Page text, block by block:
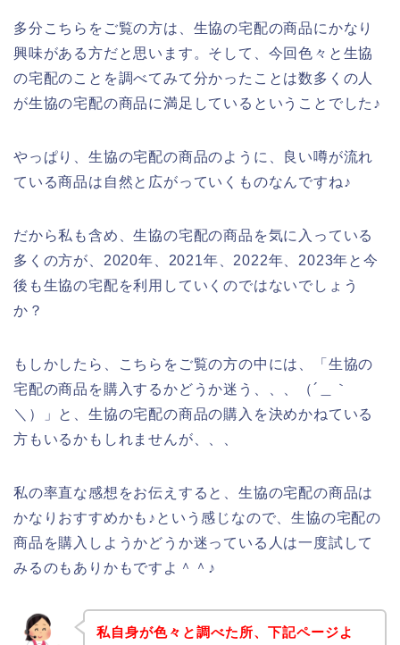
多分こちらをご覧の方は、生協の宅配の商品にかなり
興味がある方だと思います。そして、今回色々と生協
の宅配のことを調べてみて分かったことは数多くの人
が生協の宅配の商品に満足しているということでした♪
やっぱり、生協の宅配の商品のように、良い噂が流れ
ている商品は自然と広がっていくものなんですね♪
だから私も含め、生協の宅配の商品を気に入っている
多くの方が、2020年、2021年、2022年、2023年と今
後も生協の宅配を利用していくのではないでしょう
か？
もしかしたら、こちらをご覧の方の中には、「生協の
宅配の商品を購入するかどうか迷う、、、（´＿｀
＼）」と、生協の宅配の商品の購入を決めかねている
方もいるかもしれませんが、、、
私の率直な感想をお伝えすると、生協の宅配の商品は
かなりおすすめかも♪という感じなので、生協の宅配の
商品を購入しようかどうか迷っている人は一度試して
みるのもありかもですよ＾＾♪
私自身が色々と調べた所、下記ページよ